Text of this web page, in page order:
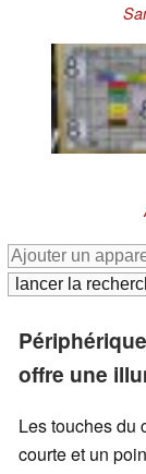
offre une
Les touches du
courte et un